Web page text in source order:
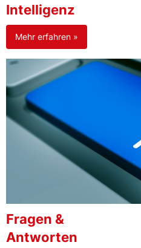
Intelligenz
Mehr erfahren »
Fragen &
Antworten